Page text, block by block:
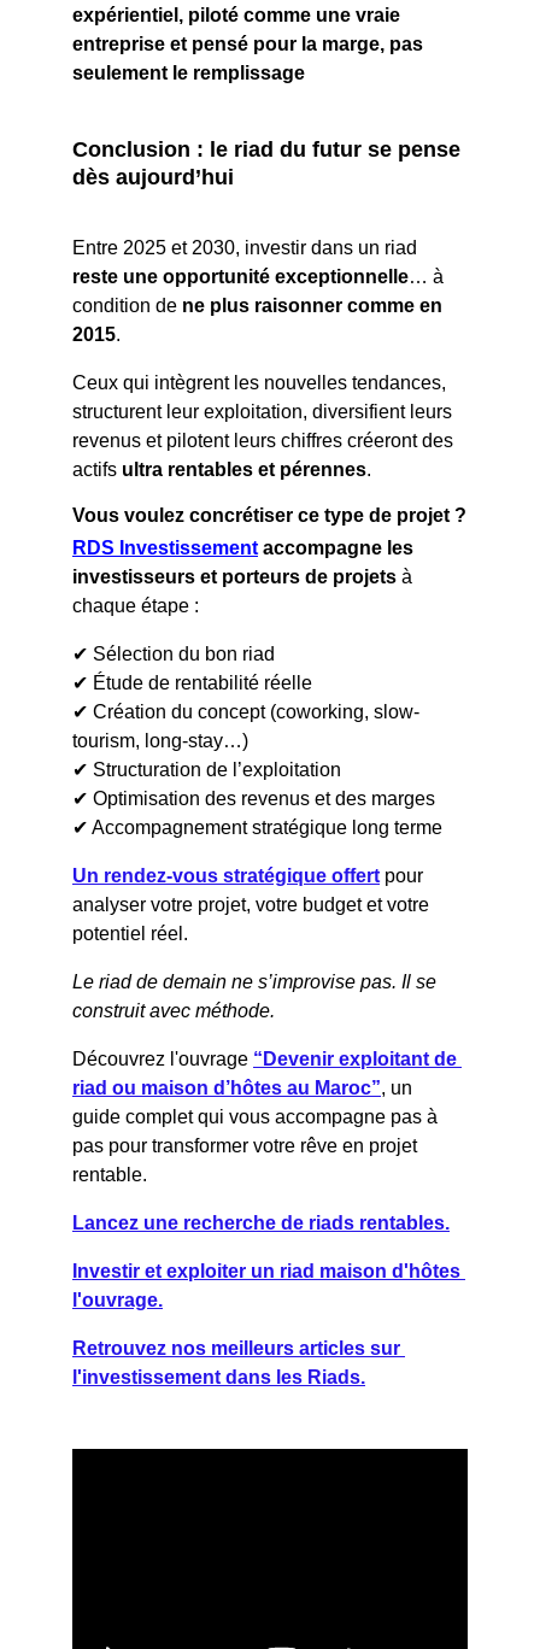
expérientiel, piloté comme une vraie
entreprise et pensé pour la marge, pas
seulement le remplissage
Conclusion : le riad du futur se pense
dès aujourd’hui
Entre 2025 et 2030, investir dans un riad
reste une opportunité exceptionnelle… à
condition de ne plus raisonner comme en
2015.
Ceux qui intègrent les nouvelles tendances,
structurent leur exploitation, diversifient leurs
revenus et pilotent leurs chiffres créeront des
actifs ultra rentables et pérennes.
Vous voulez concrétiser ce type de projet ?
RDS Investissement accompagne les
investisseurs et porteurs de projets à
chaque étape :
✔ Sélection du bon riad
✔ Étude de rentabilité réelle
✔ Création du concept (coworking, slow-
tourism, long-stay…)
✔ Structuration de l’exploitation
✔ Optimisation des revenus et des marges
✔ Accompagnement stratégique long terme
Un rendez-vous stratégique offert pour
analyser votre projet, votre budget et votre
potentiel réel.
Le riad de demain ne s’improvise pas. Il se
construit avec méthode.
Découvrez l'ouvrage “Devenir exploitant de
riad ou maison d’hôtes au Maroc”, un
guide complet qui vous accompagne pas à
pas pour transformer votre rêve en projet
rentable.
Lancez une recherche de riads rentables.
Investir et exploiter un riad maison d'hôtes
l'ouvrage.
Retrouvez nos meilleurs articles sur
l'investissement dans les Riads.